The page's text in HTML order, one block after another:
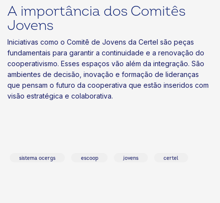
A importância dos Comitês
Jovens
Iniciativas como o Comitê de Jovens da Certel são peças
fundamentais para garantir a continuidade e a renovação do
cooperativismo. Esses espaços vão além da integração. São
ambientes de decisão, inovação e formação de lideranças
que pensam o futuro da cooperativa que estão inseridos com
visão estratégica e colaborativa.
sistema ocergs escoop jovens certel